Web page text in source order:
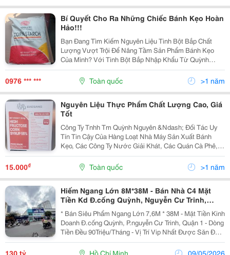
Bí Quyết Cho Ra Những Chiếc Bánh Kẹo Hoàn
Hảo!!!
Bạn Đang Tìm Kiếm Nguyên Liệu Tinh Bột Bắp Chất
Lượng Vượt Trội Để Nâng Tầm Sản Phẩm Bánh Kẹo
Của Mình? Với Tinh Bột Bắp Nhập Khẩu Từ Quỳnh
Nguyên, Sản Phẩm Bánh Kẹo Của Bạn Sẽ Sở Hữu: - Độ
Mịn Tối Ưu: Tạo Cấu Trúc Mềm Mại, Tan Chảy Trong
Miệng Cho...
0976 *** *** Toàn quốc >1 năm
Nguyên Liệu Thực Phẩm Chất Lượng Cao, Giá
Tốt
Công Ty Tnhh Tm Quỳnh Nguyên &Ndash; Đối Tác Uy
Tín Tin Cậy Của Hàng Loạt Nhà Máy Sản Xuất Bánh
Kẹo, Các Công Ty Nước Giải Khát, Các Quán Cà Phê,
Trà Sữa Trên Toàn Quốc! Chúng Tôi Chuyên Cung Cấp:
Đường Nước Deasang Hàn Quốc. Đường Nước
Trung...
15.000₫ Toàn quốc >1 năm
Hiếm Ngang Lớn 8M*38M - Bán Nhà C4 Mặt
Tiền Kd Đ.cống Quỳnh, Nguyễn Cư Trinh,
Quận 1 - Dòng Tiền Đều 90Tr/Th - Giang
Giang:
* Bán Siêu Phẩm Ngang Lớn 7,6M * 38M - Mặt Tiền Kinh
Doanh Đ.cống Quỳnh, P.nguyễn Cư Trinh, Quận 1 - Dòng
Tiền Đều 90Triệu/Tháng - Vị Trí Vip Nhất Được Săn Đón
- Diện Tích: 271M2. - Kết Cấu: Cấp 4 - Phù Hợp Chủ Mới
Về Xây Theo Công Năng Hoạt Động -...
130 tỷ Hồ Chí Minh 09/05/2026